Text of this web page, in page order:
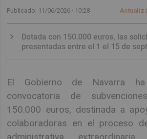
Publicado: 11/06/2026 · 10:28
Dotada con 150.000 euros, las
presentadas entre el 1 el 15 de
El Gobierno de Navarra
convocatoria de
150.000 euros, destinada a
colaboradoras en el proceso